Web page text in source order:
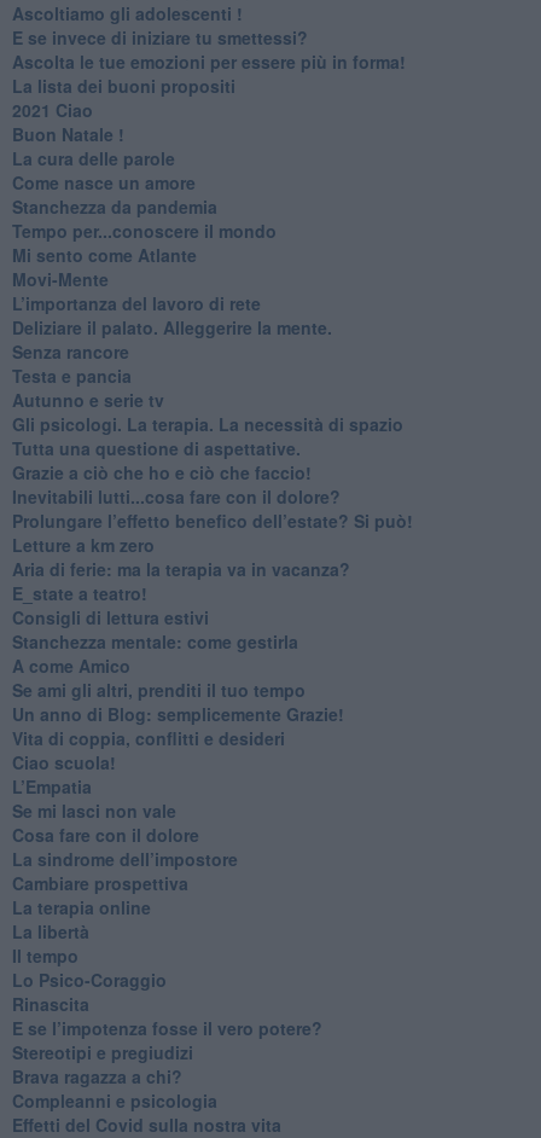
Ascoltiamo gli adolescenti !
​E se invece di iniziare tu smettessi?
​Ascolta le tue emozioni per essere più in forma!
​La lista dei buoni propositi
2021 Ciao
Buon Natale !
​La cura delle parole
​Come nasce un amore
Stanchezza da pandemia
​Tempo per...conoscere il mondo
​Mi sento come Atlante
​Movi-Mente
​L’importanza del lavoro di rete
​Deliziare il palato. Alleggerire la mente.
​Senza rancore
​Testa e pancia
​Autunno e serie tv
​Gli psicologi. La terapia. La necessità di spazio
​Tutta una questione di aspettative.
​Grazie a ciò che ho e ciò che faccio!
​Inevitabili lutti...cosa fare con il dolore?
Prolungare l’effetto benefico dell’estate? Si può!
​Letture a km zero
​Aria di ferie: ma la terapia va in vacanza?
​E_state a teatro!
​Consigli di lettura estivi
​Stanchezza mentale: come gestirla
​A come Amico
​Se ami gli altri, prenditi il tuo tempo
​Un anno di Blog: semplicemente Grazie!
​Vita di coppia, conflitti e desideri
​Ciao scuola!
​L’Empatia
​Se mi lasci non vale
Cosa fare con il dolore
​La sindrome dell’impostore
​Cambiare prospettiva
La terapia online
La libertà
​Il tempo
​Lo Psico-Coraggio
Rinascita
​E se l’impotenza fosse il vero potere?
Stereotipi e pregiudizi
​Brava ragazza a chi?
​Compleanni e psicologia
Effetti del Covid sulla nostra vita